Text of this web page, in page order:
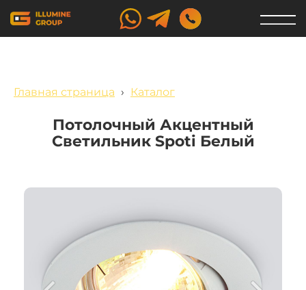
Главная страница › Каталог
Потолочный Акцентный
Светильник Spoti Белый